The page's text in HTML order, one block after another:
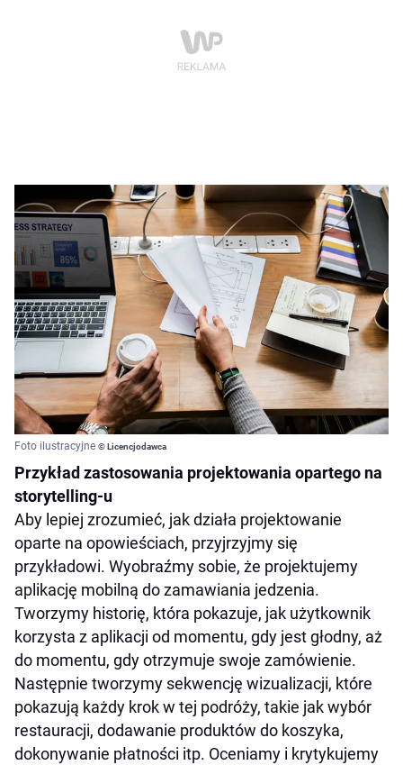
Foto ilustracyjne © Licencjodawca
Przykład zastosowania projektowania opartego na
storytelling-u
Aby lepiej zrozumieć, jak działa projektowanie
oparte na opowieściach, przyjrzyjmy się
przykładowi. Wyobraźmy sobie, że projektujemy
aplikację mobilną do zamawiania jedzenia.
Tworzymy historię, która pokazuje, jak użytkownik
korzysta z aplikacji od momentu, gdy jest głodny, aż
do momentu, gdy otrzymuje swoje zamówienie.
Następnie tworzymy sekwencję wizualizacji, które
pokazują każdy krok w tej podróży, takie jak wybór
restauracji, dodawanie produktów do koszyka,
dokonywanie płatności itp. Oceniamy i krytykujemy